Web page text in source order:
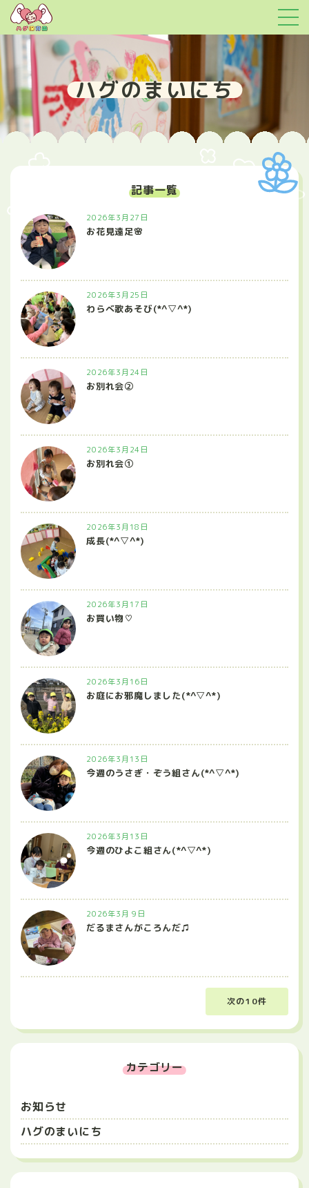
ハグのまいにち
記事一覧
2026年3月27日
お花見遠足🌸
2026年3月25日
わらべ歌あそび(*^▽^*)
2026年3月24日
お別れ会②
2026年3月24日
お別れ会①
2026年3月18日
成長(*^▽^*)
2026年3月17日
お買い物♡
2026年3月16日
お庭にお邪魔しました(*^▽^*)
2026年3月13日
今週のうさぎ・ぞう組さん(*^▽^*)
2026年3月13日
今週のひよこ組さん(*^▽^*)
2026年3月 9日
だるまさんがころんだ♫
次の10件
カテゴリー
お知らせ
ハグのまいにち